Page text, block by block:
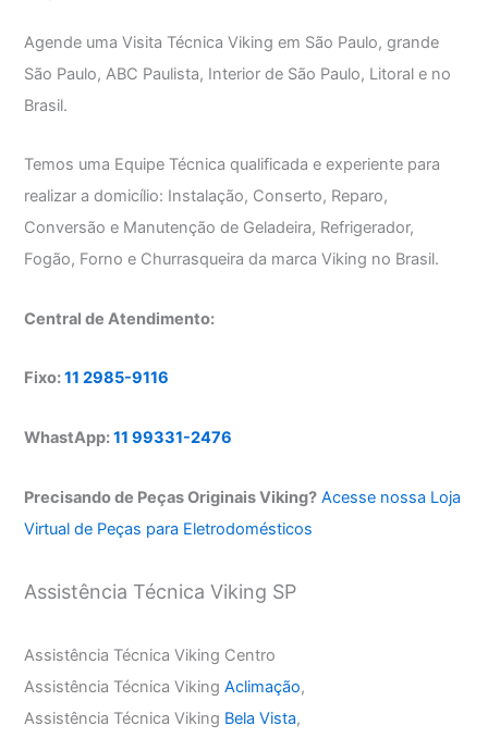
Agende uma Visita Técnica Viking em São Paulo, grande
São Paulo, ABC Paulista, Interior de São Paulo, Litoral e no
Brasil.
Temos uma Equipe Técnica qualificada e experiente para
realizar a domicílio: Instalação, Conserto, Reparo,
Conversão e Manutenção de Geladeira, Refrigerador,
Fogão, Forno e Churrasqueira da marca Viking no Brasil.
Central de Atendimento:
Fixo:11 2985-9116
WhastApp:11 99331-2476
Precisando de Peças Originais Viking? Acesse nossa Loja
Virtual de Peças para Eletrodomésticos
Assistência Técnica Viking SP
Assistência Técnica Viking Centro
Assistência Técnica VikingAclimação,
Assistência Técnica Viking Bela Vista,